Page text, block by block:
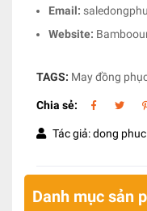
Email:
Website:
TAGS: May đồng
Chia sẻ:
Tác giả: dong
Danh mục sản